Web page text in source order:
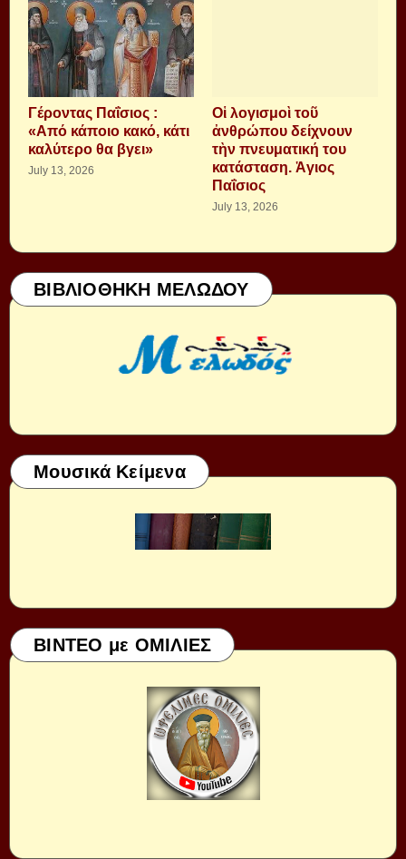
Γέροντας Παΐσιος :
«Από κάποιο κακό, κάτι
καλύτερο θα βγει»
July 13, 2026
Οἱ λογισμοὶ τοῦ
ἀνθρώπου δείχνουν
τὴν πνευματική του
κατάσταση. Ἁγιος
Παΐσιος
July 13, 2026
ΒΙΒΛΙΟΘΗΚΗ ΜΕΛΩΔΟΥ
Μουσικά Κείμενα
ΒΙΝΤΕΟ με ΟΜΙΛΙΕΣ